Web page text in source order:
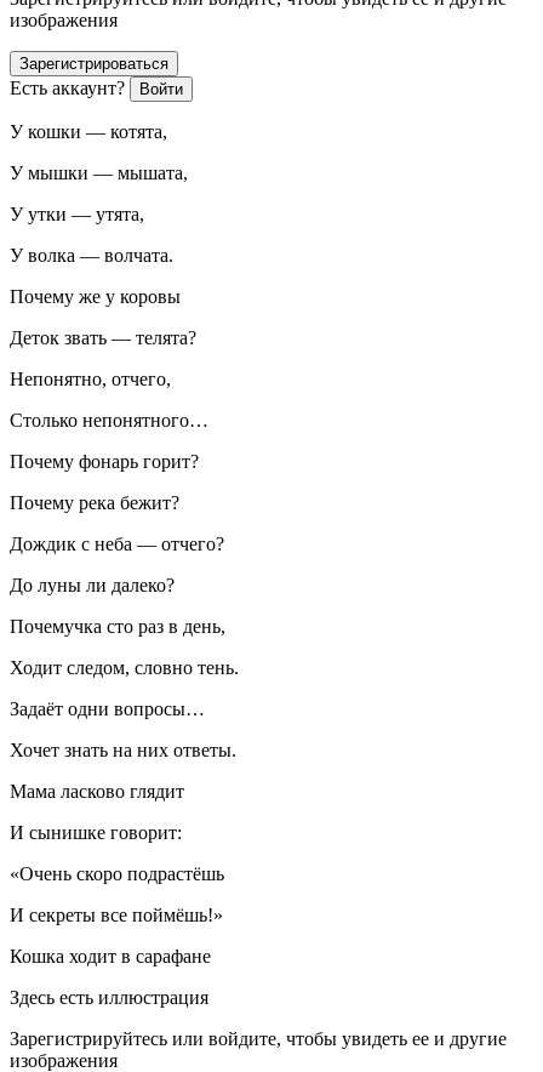
изображения
Зарегистрироваться
Есть аккаунт? Войти
У кошки — котята,
У мышки — мышата,
У утки — утята,
У волка — волчата.
Почему же у коровы
Деток звать — телята?
Непонятно, отчего,
Столько непонятного…
Почему фонарь горит?
Почему река бежит?
Дождик с неба — отчего?
До луны ли далеко?
Почемучка сто раз в день,
Ходит следом, словно тень.
Задаёт одни вопросы…
Хочет знать на них ответы.
Мама ласково глядит
И сынишке говорит:
«Очень скоро подрастёшь
И секреты все поймёшь!»
Кошка ходит в сарафане
Здесь есть иллюстрация
Зарегистрируйтесь или войдите, чтобы увидеть ее и другие
изображения